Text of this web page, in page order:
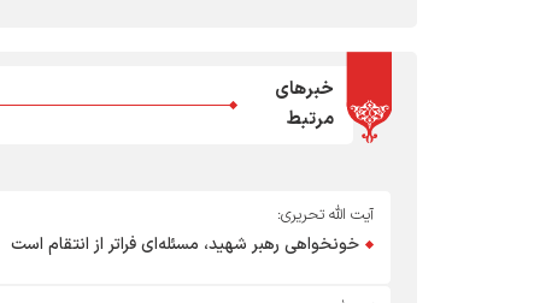
خبرهای
مرتبط
آیت الله تحریری:
خونخواهی رهبر شهید، مسئله‌ای فراتر از انتقام است